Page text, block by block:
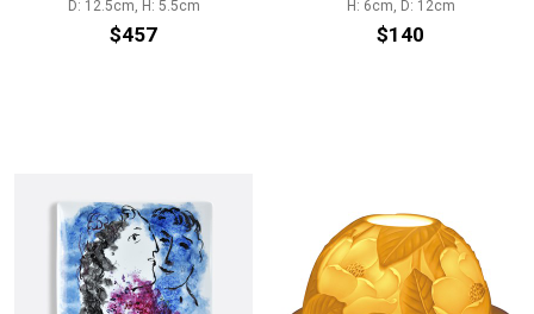
D: 12.5cm, H: 5.5cm
$457
H: 6cm, D: 12cm
$140